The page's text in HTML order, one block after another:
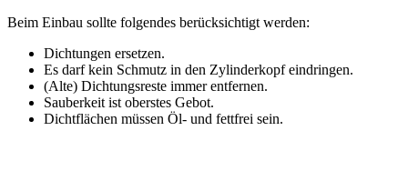
Beim Einbau sollte folgendes berücksichtigt werden:
Dichtungen ersetzen.
Es darf kein Schmutz in den Zylinderkopf eindringen.
(Alte) Dichtungsreste immer entfernen.
Sauberkeit ist oberstes Gebot.
Dichtflächen müssen Öl- und fettfrei sein.